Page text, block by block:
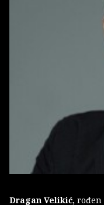
Dragan Velikić, rođen